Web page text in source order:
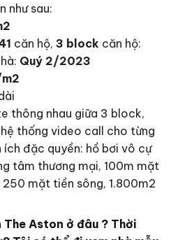
như sau:
căn hộ, 3 block căn hộ:
Quý 2/2023
thông nhau giữa 3 block,
thống video call cho từng
đặc quyền: hồ bơi vô cự
tâm thương mại, 100m mặt
mặt tiền sông, 1.800m2
The Aston ở đâu ? Thời